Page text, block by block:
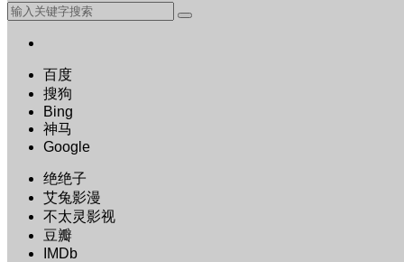
百度
搜狗
Bing
神马
Google
绝绝子
艾兔影漫
不太灵影视
豆瓣
IMDb